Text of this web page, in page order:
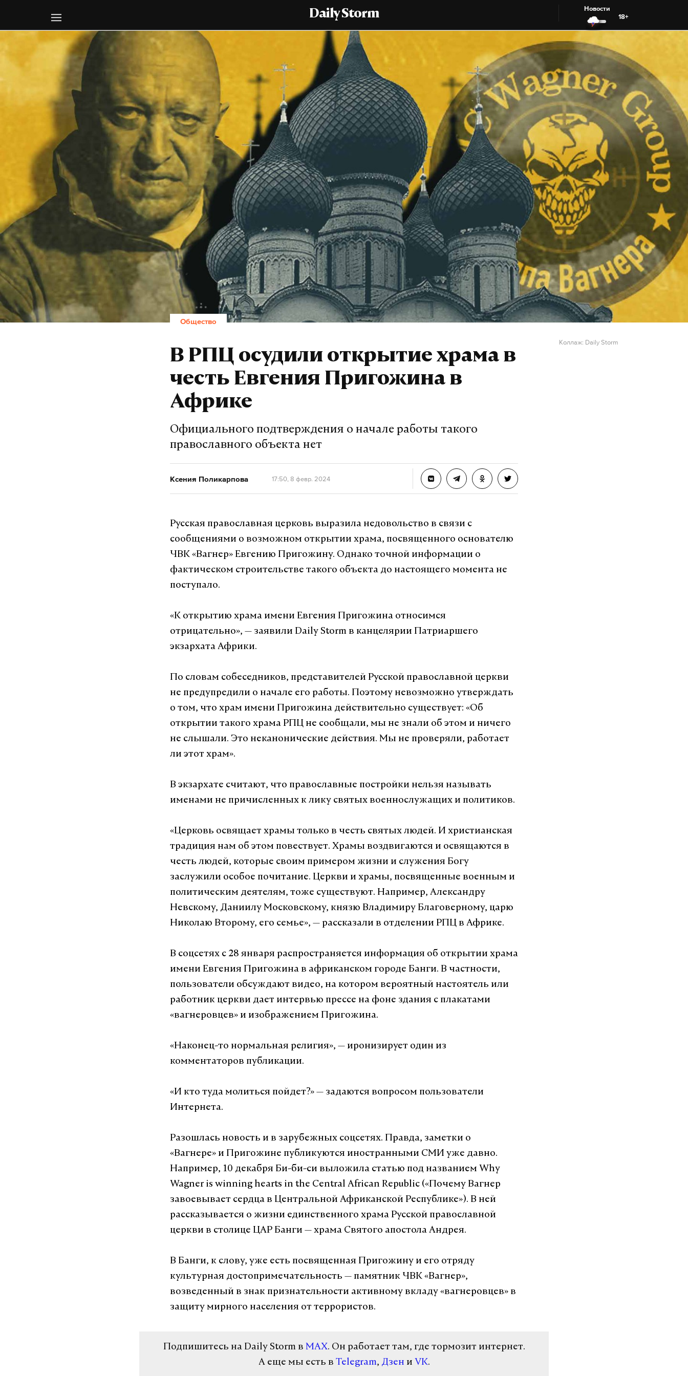
Daily Storm
Новости
18+
Общество
В РПЦ осудили открытие храма в
честь Евгения Пригожина в
Африке
Официального подтверждения о начале работы такого
православного объекта нет
Ксения Поликарпова 17:50, 8 февр. 2024
Коллаж: Daily Storm
Русская православная церковь выразила недовольство в связи с
сообщениями о возможном открытии храма, посвященного основателю
ЧВК «Вагнер» Евгению Пригожину. Однако точной информации о
фактическом строительстве такого объекта до настоящего момента не
поступало.
«К открытию храма имени Евгения Пригожина относимся
отрицательно», — заявили Daily Storm в канцелярии Патриаршего
экзархата Африки.
По словам собеседников, представителей Русской православной церкви
не предупредили о начале его работы. Поэтому невозможно утверждать
о том, что храм имени Пригожина действительно существует: «Об
открытии такого храма РПЦ не сообщали, мы не знали об этом и ничего
не слышали. Это неканонические действия. Мы не проверяли, работает
ли этот храм».
В экзархате считают, что православные постройки нельзя называть
именами не причисленных к лику святых военнослужащих и политиков.
«Церковь освящает храмы только в честь святых людей. И христианская
традиция нам об этом повествует. Храмы воздвигаются и освящаются в
честь людей, которые своим примером жизни и служения Богу
заслужили особое почитание. Церкви и храмы, посвященные военным и
политическим деятелям, тоже существуют. Например, Александру
Невскому, Даниилу Московскому, князю Владимиру Благоверному, царю
Николаю Второму, его семье», — рассказали в отделении РПЦ в Африке.
В соцсетях с 28 января распространяется информация об открытии храма
имени Евгения Пригожина в африканском городе Банги. В частности,
пользователи обсуждают видео, на котором вероятный настоятель или
работник церкви дает интервью прессе на фоне здания с плакатами
«вагнеровцев» и изображением Пригожина.
«Наконец-то нормальная религия», — иронизирует один из
комментаторов публикации.
«И кто туда молиться пойдет?» — задаются вопросом пользователи
Интернета.
Разошлась новость и в зарубежных соцсетях. Правда, заметки о
«Вагнере» и Пригожине публикуются иностранными СМИ уже давно.
Например, 10 декабря Би-би-си выложила статью под названием Why
Wagner is winning hearts in the Central African Republic («Почему Вагнер
завоевывает сердца в Центральной Африканской Республике»). В ней
рассказывается о жизни единственного храма Русской православной
церкви в столице ЦАР Банги — храма Святого апостола Андрея.
В Банги, к слову, уже есть посвященная Пригожину и его отряду
культурная достопримечательность — памятник ЧВК «Вагнер»,
возведенный в знак признательности активному вкладу «вагнеровцев» в
защиту мирного населения от террористов.
Подпишитесь на Daily Storm в MAX. Он работает там, где тормозит интернет.
А еще мы есть в Telegram, Дзен и VK.